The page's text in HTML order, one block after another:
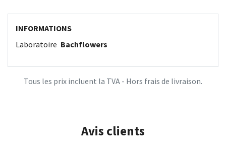
INFORMATIONS
Laboratoire Bachflowers
Tous les prix incluent la TVA - Hors frais de livraison.
Avis clients